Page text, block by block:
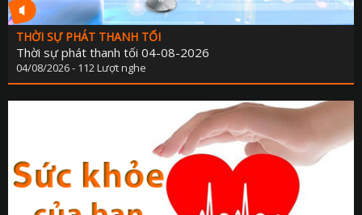
SẢN VẬT VÙNG CAO TIẾNG CƠ
CHUYÊN MỤC THÔNG BÁO - QUẢNG
ĐẤU THẦU, MUA SẮM
KẾ HOẠCH PHÁT TRIỂN
LỊCH CƠ
THÔNG BÁO - TUYỂN
THỜI SỰ PHÁT THANH TỐI
Thời sự phát thanh tối 04-08-2026
04/08/2026 - 112 Lượt nghe